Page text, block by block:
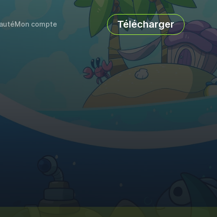
Mon compte Télécharger